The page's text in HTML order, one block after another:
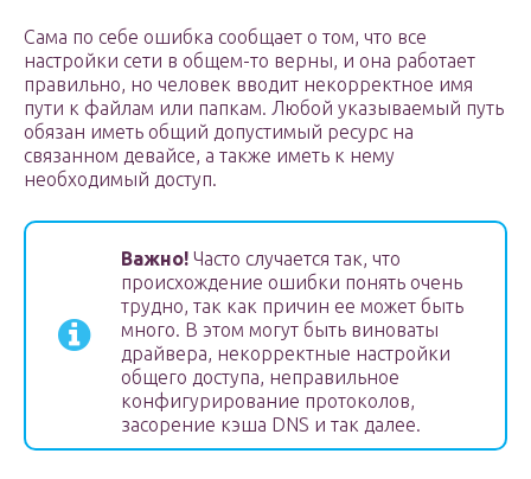
Сама по себе ошибка сообщает о том, что все
настройки сети в общем-то верны, и она работает
правильно, но человек вводит некорректное имя
пути к файлам или папкам. Любой указываемый путь
обязан иметь общий допустимый ресурс на
связанном девайсе, а также иметь к нему
необходимый доступ.
Важно! Часто случается так, что
происхождение ошибки понять очень
трудно, так как причин ее может быть
много. В этом могут быть виноваты
драйвера, некорректные настройки
общего доступа, неправильное
конфигурирование протоколов,
засорение кэша DNS и так далее.